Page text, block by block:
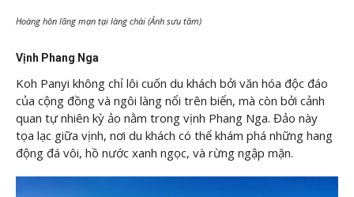
Hoàng hôn lãng mạn tại làng chài (Ảnh sưu tầm)
Vịnh Phang Nga
Koh Panyi không chỉ lôi cuốn du khách bởi văn hóa độc đáo
của cộng đồng và ngôi làng nổi trên biển, mà còn bởi cảnh
quan tự nhiên kỳ ảo nằm trong vịnh Phang Nga. Đảo này
tọa lạc giữa vịnh, nơi du khách có thể khám phá những hang
động đá vôi, hồ nước xanh ngọc, và rừng ngập mặn.